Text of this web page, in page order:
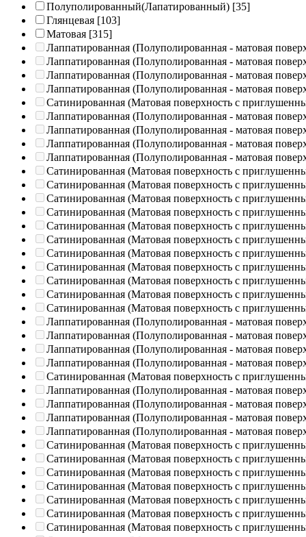
Полуполированный(Лапатированный) [35]
Глянцевая [103]
Матовая [315]
Лаппатированная (Полуполированная - матовая
Лаппатированная (Полуполированная - матовая
Лаппатированная (Полуполированная - матовая
Лаппатированная (Полуполированная - матовая
Сатинированная (Матовая поверхность с
Лаппатированная (Полуполированная - матовая
Лаппатированная (Полуполированная - матовая
Лаппатированная (Полуполированная - матовая
Лаппатированная (Полуполированная - матовая
Сатинированная (Матовая поверхность с
Сатинированная (Матовая поверхность с
Сатинированная (Матовая поверхность с
Сатинированная (Матовая поверхность с
Сатинированная (Матовая поверхность с
Сатинированная (Матовая поверхность с
Сатинированная (Матовая поверхность с
Сатинированная (Матовая поверхность с
Сатинированная (Матовая поверхность с
Сатинированная (Матовая поверхность с
Сатинированная (Матовая поверхность с
Лаппатированная (Полуполированная - матовая
Лаппатированная (Полуполированная - матовая
Лаппатированная (Полуполированная - матовая
Лаппатированная (Полуполированная - матовая
Сатинированная (Матовая поверхность с
Лаппатированная (Полуполированная - матовая
Лаппатированная (Полуполированная - матовая
Лаппатированная (Полуполированная - матовая
Лаппатированная (Полуполированная - матовая
Сатинированная (Матовая поверхность с
Сатинированная (Матовая поверхность с
Сатинированная (Матовая поверхность с
Сатинированная (Матовая поверхность с
Сатинированная (Матовая поверхность с
Сатинированная (Матовая поверхность с
Сатинированная (Матовая поверхность с